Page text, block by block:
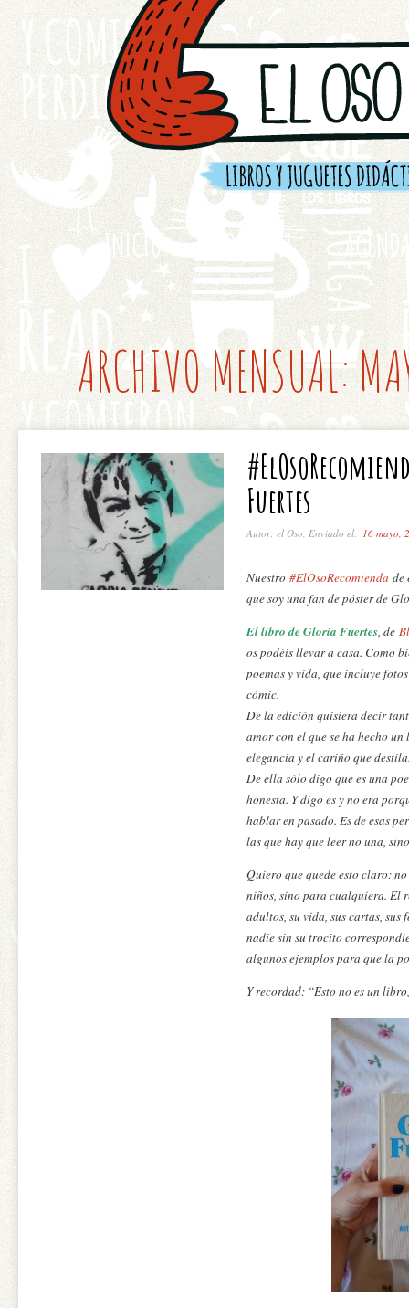
INICIO SOBRE MI
ARCHIVO MENSUAL:
Fuertes
Autor: el Oso, Enviado el: 16 mayo,
Nuestro #ElOsoRecomienda de
que soy una fan de póster de
El libro de Gloria Fuertes , de
os podéis llevar a casa. Como
poemas y vida, que incluye
cómic.
De la edición quisiera decir
amor con el que se ha hecho
elegancia y el cariño que
De ella sólo digo que es una
honesta. Y digo es y no era
hablar en pasado. Es de esas
las que hay que leer no una,
Quiero que quede esto claro:
niños, sino para cualquiera. El
adultos, su vida, sus cartas,
nadie sin su trocito
algunos ejemplos para que la
Y recordad: “Esto no es un